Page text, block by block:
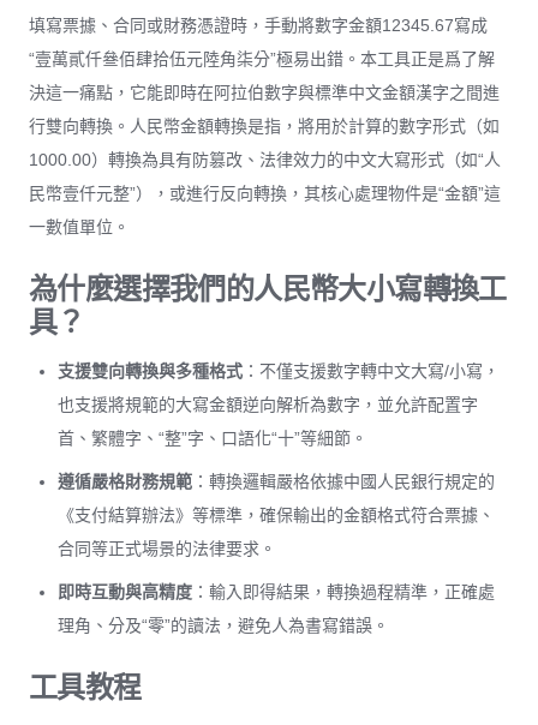
填寫票據、合同或財務憑證時，手動將數字金額12345.67寫成
“壹萬貳仟叄佰肆拾伍元陸角柒分”極易出錯。本工具正是爲了解
決這一痛點，它能即時在阿拉伯數字與標準中文金額漢字之間進
行雙向轉換。人民幣金額轉換是指，將用於計算的數字形式（如
1000.00）轉換為具有防篡改、法律效力的中文大寫形式（如“人
民幣壹仟元整”），或進行反向轉換，其核心處理物件是“金額”這
一數值單位。
為什麼選擇我們的人民幣大小寫轉換工
具？
支援雙向轉換與多種格式 ：不僅支援數字轉中文大寫/小寫，
也支援將規範的大寫金額逆向解析為數字，並允許配置字
首、繁體字、“整”字、口語化“十”等細節。
遵循嚴格財務規範 ：轉換邏輯嚴格依據中國人民銀行規定的
《支付結算辦法》等標準，確保輸出的金額格式符合票據、
合同等正式場景的法律要求。
即時互動與高精度 ：輸入即得結果，轉換過程精準，正確處
理角、分及“零”的讀法，避免人為書寫錯誤。
工具教程